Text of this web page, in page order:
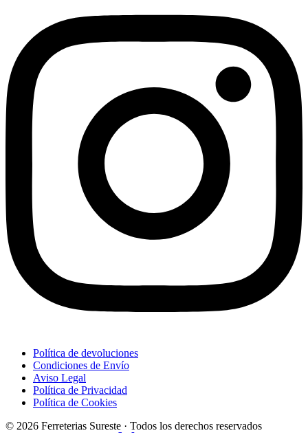
Política de devoluciones
Condiciones de Envío
Aviso Legal
Política de Privacidad
Política de Cookies
© 2026 Ferreterias Sureste · Todos los derechos reservados